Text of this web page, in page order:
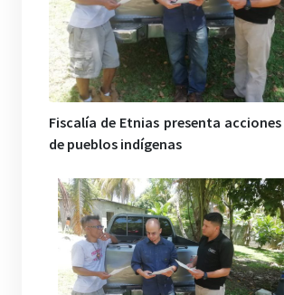
Fiscalía de Etnias presenta
de pueblos indígenas